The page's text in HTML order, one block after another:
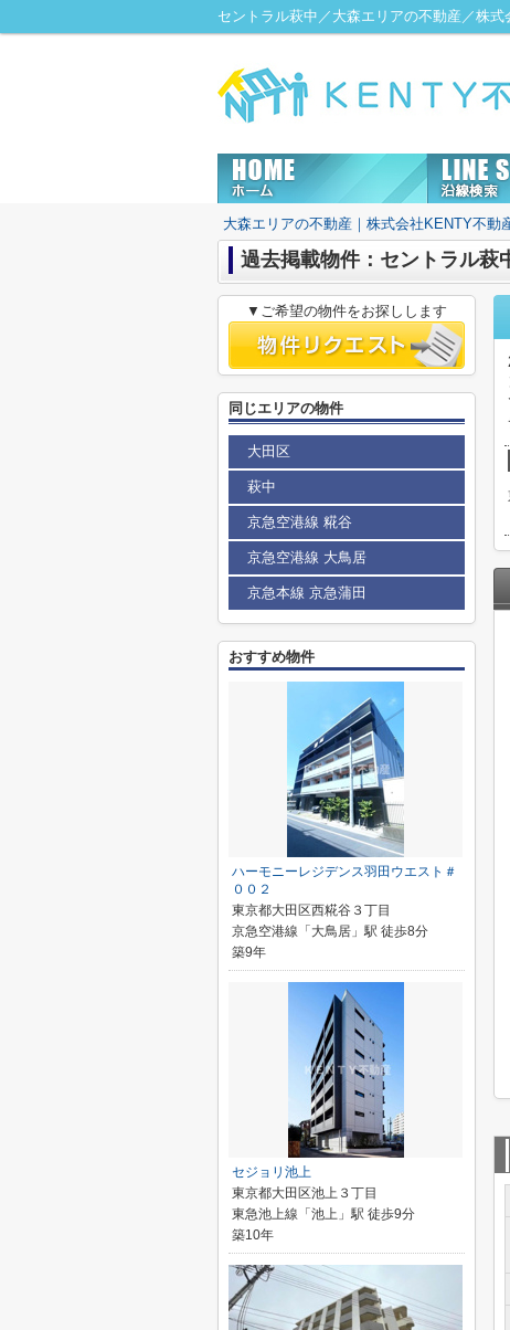
セントラル萩中／大森エリアの不動産／株式
大森エリアの不動産｜株式会社KENTY不動
過去掲載物件：セントラル萩
▼ご希望の物件をお探しします
同じエリアの物件
大田区
萩中
京急空港線 糀谷
京急空港線 大鳥居
京急本線 京急蒲田
おすすめ物件
ハーモニーレジデンス羽田ウエスト＃
００２
東京都大田区西糀谷３丁目
京急空港線「大鳥居」駅 徒歩8分
築9年
セジョリ池上
東京都大田区池上３丁目
東急池上線「池上」駅 徒歩9分
築10年